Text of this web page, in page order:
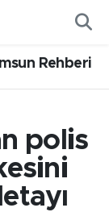
Rehberi
polis